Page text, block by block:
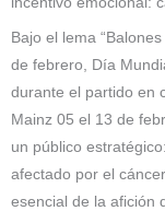
Bajo el lema “Balones
de febrero, Día
durante el partido en
Mainz 05 el 13 de
un público
afectado por el
esencial de la afición